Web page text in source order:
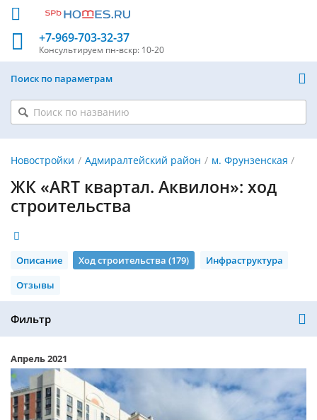
+7-969-703-32-37
Консультируем пн-вскр: 10-20
Поиск по параметрам
Новостройки Адмиралтейский район м. Фрунзенская
ЖК «ART квартал. Аквилон»: ход
строительства
Описание Ход строительства (179)
Инфраструктура
Отзывы
Фильтр
Апрель 2021